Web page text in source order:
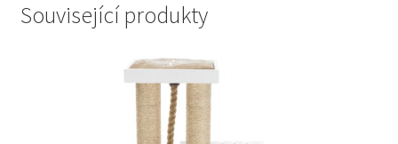
Související produkty